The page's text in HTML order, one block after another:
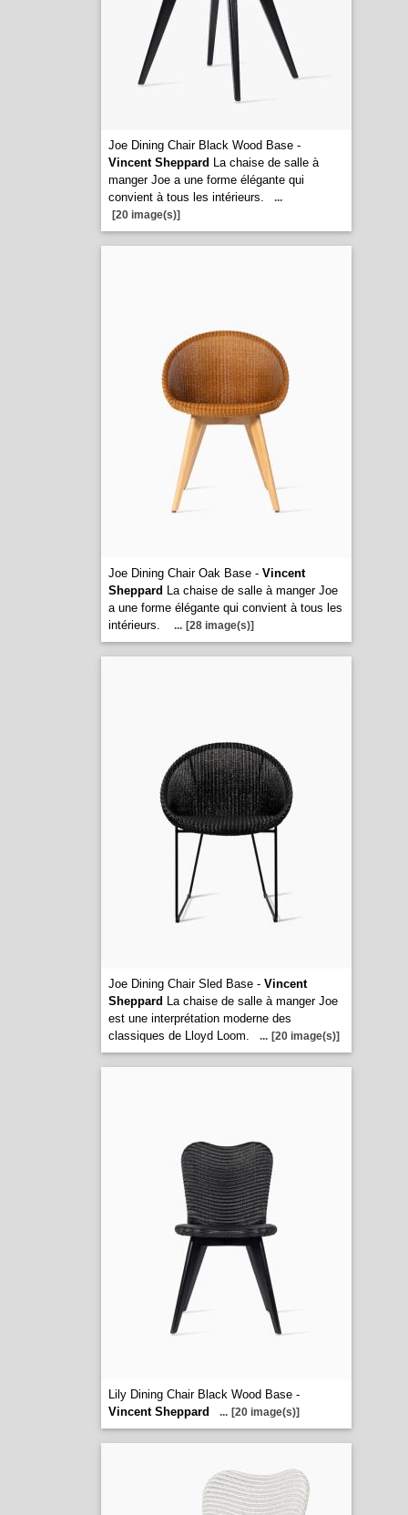
Joe Dining Chair Black Wood Base -
Vincent Sheppard La chaise de salle à
manger Joe a une forme élégante qui
convient à tous les intérieurs.
...
[20 image(s)]
Joe Dining Chair Oak Base - Vincent
Sheppard La chaise de salle à manger Joe
a une forme élégante qui convient à tous les
intérieurs.
... [28 image(s)]
Joe Dining Chair Sled Base - Vincent
Sheppard La chaise de salle à manger Joe
est une interprétation moderne des
classiques de Lloyd Loom.
... [20 image(s)]
Lily Dining Chair Black Wood Base -
Vincent Sheppard
... [20 image(s)]